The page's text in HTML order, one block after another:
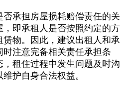
承担房屋损耗赔偿责任的关
即承租人是否按照约定的方
物。因此，建议出租人和承
注意完备相关责任承担条
租住过程中发生问题及时沟
护自身合法权益。